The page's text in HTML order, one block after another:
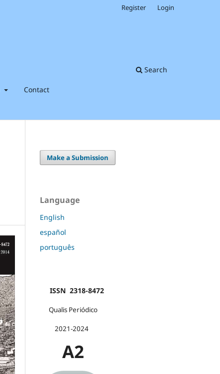
Contact
Search
Register Login
Make a Submission
Language
English
español
português
ISSN 2318-8472
Qualis Periódico
2021-2024
A2